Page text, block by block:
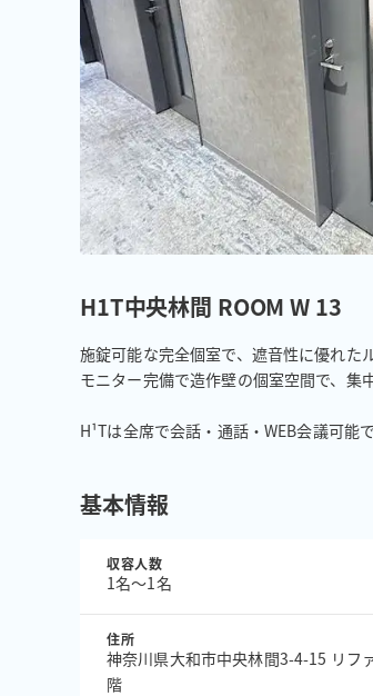
H1T中央林間 ROOM W 13
施錠可能な完全個室で、遮音性に優れた
モニター完備で造作壁の個室空間で、集
H¹Tは全席で会話・通話・WEB会議可能で
基本情報
収容人数
1名〜1名
住所
神奈川県大和市中央林間3-4-15 リフ
階